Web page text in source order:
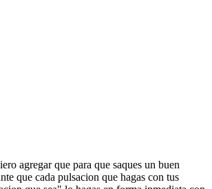
agregar que para que saques un buen
que cada pulsacion que hagas con tus